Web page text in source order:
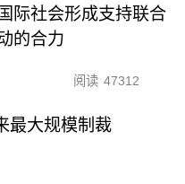
际社会形成支持联合
的合力
阅读 47312
最大规模制裁